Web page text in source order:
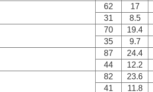
62 17
31
8.5
70 19.4
35
9.7
87 24.4
44
12.2
82 23.6
41
11.8